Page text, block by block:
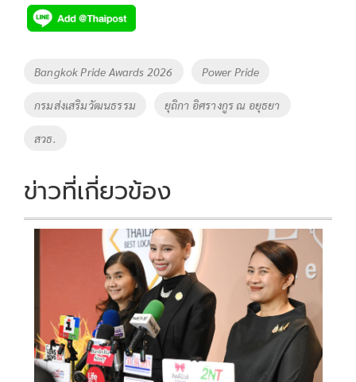
e
b
o
o
k
tt
er
p
y
Li
k
Tags
Bangkok Pride Awards 2026 Power Pride
กรมส่งเสริมวัฒนธรรม ยุถิกา อิศรางกูร ณ อยุธยา
สวธ.
ข่าวที่เกี่ยวข้อง